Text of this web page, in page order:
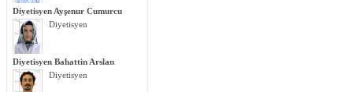
Diyetisyen Ayşenur Cumurcu
Diyetisyen
Diyetisyen Bahattin Arslan
Diyetisyen